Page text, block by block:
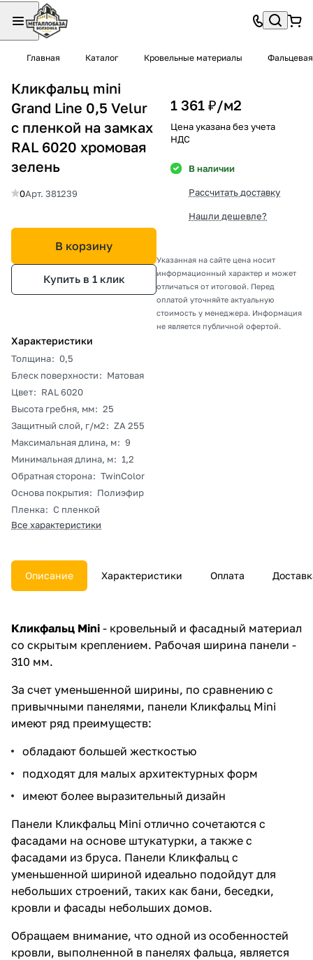
Главная Каталог Кровельные материалы
Кликфальц mini
Grand Line 0,5 Velur
с пленкой на замках
RAL 6020 хромовая
зелень
0Арт. 381239
В корзину
Купить в 1 клик
Характеристики
Толщина: 0,5
Блеск поверхности: Матовая
Цвет: RAL 6020
Высота гребня, мм: 25
Защитный слой, г/м2: ZA 255
Максимальная длина, м: 9
Минимальная длина, м: 1,2
Обратная сторона: TwinColor
Основа покрытия: Полиэфир
Пленка: С пленкой
Все характеристики
1 361 ₽/м2
Цена указана без учета
НДС
В наличии
Рассчитать доставку
Нашли дешевле?
Указанная на сайте цена носит
информационный характер и может
отличаться от итоговой. Перед
оплатой уточняйте актуальную
стоимость у менеджера. Информация
не является публичной офертой.
Описание Характеристики Оплата
Кликфальц Mini - кровельный и фасадный материал
со скрытым креплением. Рабочая ширина панели -
310 мм.
За счет уменьшенной ширины, по сравнению с
привычными панелями, панели Кликфальц Mini
имеют ряд преимуществ:
обладают большей жесткостью
подходят для малых архитектурных форм
имеют более выразительный дизайн
Панели Кликфальц Mini отлично сочетаются с
фасадами на основе штукатурки, а также с
фасадами из бруса. Панели Кликфальц с
уменьшенной шириной идеально подойдут для
небольших строений, таких как бани, беседки,
кровли и фасады небольших домов.
Обращаем внимание, что одной из особенностей
кровли, выполненной в панелях фальца, является